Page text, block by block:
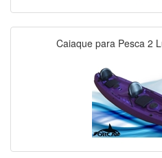
Caiaque para Pesca 2